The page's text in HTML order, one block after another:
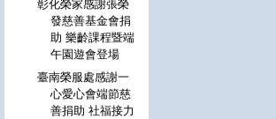
彰化榮家感謝張榮
發慈善基金會捐
助 樂齡課程暨端
午園遊會登場
臺南榮服處感謝一
心愛心會端節慈
善捐助 社福接力